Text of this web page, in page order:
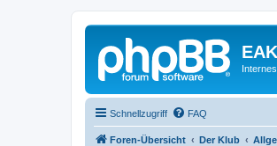
Schnellzugriff FAQ
Foren-Übersicht Der Klub